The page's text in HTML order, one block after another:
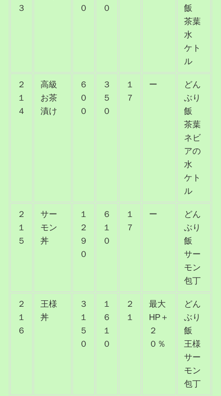
３
０
０
飯
茶葉
水
ケト
ル
２
１
４
高級
お茶
漬け
６
０
０
３
５
０
１
７
ー
どん
ぶり
飯
茶葉
ネビ
アの
水
ケト
ル
２
１
５
サー
モン
丼
１
２
９
０
６
１
０
１
７
ー
どん
ぶり
飯
サー
モン
包丁
２
１
６
王様
丼
３
１
５
０
１
６
１
０
２
１
最大
HP＋
２
０％
どん
ぶり
飯
王様
サー
モン
包丁